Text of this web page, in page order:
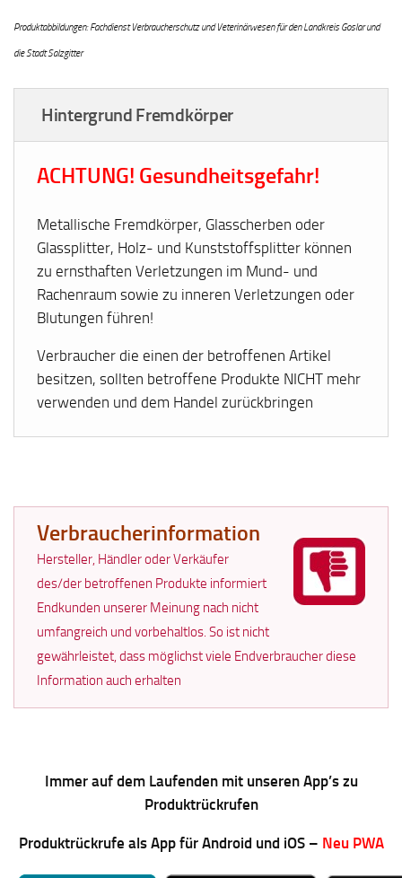
Produktabbildungen: Fachdienst Verbraucherschutz und Veterinärwesen für den Landkreis Goslar und
die Stadt Salzgitter
Hintergrund Fremdkörper
ACHTUNG! Gesundheitsgefahr!
Metallische Fremdkörper, Glasscherben oder
Glassplitter, Holz- und Kunststoffsplitter können
zu ernsthaften Verletzungen im Mund- und
Rachenraum sowie zu inneren Verletzungen oder
Blutungen führen!
Verbraucher die einen der betroffenen Artikel
besitzen, sollten betroffene Produkte NICHT mehr
verwenden und dem Handel zurückbringen
Verbraucherinformation
Hersteller, Händler oder Verkäufer
des/der betroffenen Produkte informiert
Endkunden unserer Meinung nach nicht
umfangreich und vorbehaltlos. So ist nicht
gewährleistet, dass möglichst viele Endverbraucher diese
Information auch erhalten
Immer auf dem Laufenden mit unseren App’s zu
Produktrückrufen
Produktrückrufe als App für Android und iOS – Neu PWA